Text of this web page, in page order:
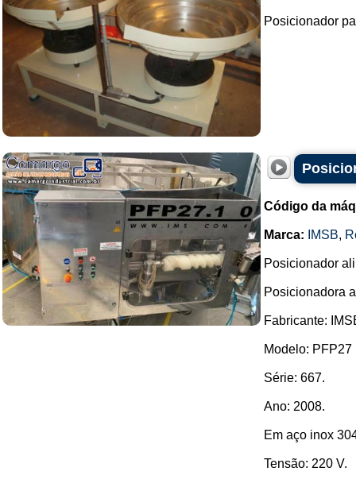
Posicionador
Código da
Marca: IMSB,
Posicionador
Posicionadora
Fabricante:
Modelo: PFP27
Série: 667.
Ano: 2008.
Em aço inox
Tensão: 220 V.